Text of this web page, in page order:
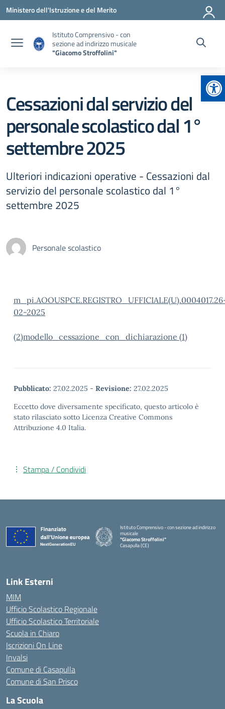
Vai ai contenuti
Vai al menu di navigazione
Vai al footer
Ministero dell'Istruzione e del Merito
Istituto Comprensivo - con
sezione ad indirizzo musicale
"Giacomo Stroffolini"
Cessazioni dal servizio del
personale scolastico dal 1°
settembre 2025
Ulteriori indicazioni operative - Cessazioni dal
servizio del personale scolastico dal 1°
settembre 2025
Personale scolastico
02-2025
(2)modello_cessazione_con_dichiarazione (1)
Pubblicato: 27.02.2025 - Revisione: 27.02.2025
Eccetto dove diversamente specificato, questo articolo è
stato rilasciato sotto Licenza Creative Commons
Attribuzione 4.0 Italia.
Stampa / Condividi
Istituto Comprensivo - con sezione ad indirizzo
musicale
"Giacomo Stroffolini"
Casapulla (CE)
Link Esterni
MIM
Ufficio Scolastico Regionale
Ufficio Scolastico Territoriale
Scuola in Chiaro
Iscrizioni On Line
Invalsi
Comune di Casapulla
Comune di San Prisco
La Scuola